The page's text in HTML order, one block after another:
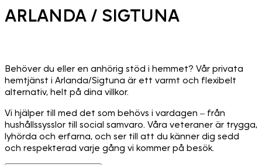
ARLANDA / SIGTUNA
Behöver du eller en anhörig stöd i hemmet? Vår privata
hemtjänst i Arlanda/Sigtuna är ett varmt och flexibelt
alternativ, helt på dina villkor.
Vi hjälper till med det som behövs i vardagen – från
hushållssysslor till social samvaro. Våra veteraner är trygga,
lyhörda och erfarna, och ser till att du känner dig sedd
och respekterad varje gång vi kommer på besök.